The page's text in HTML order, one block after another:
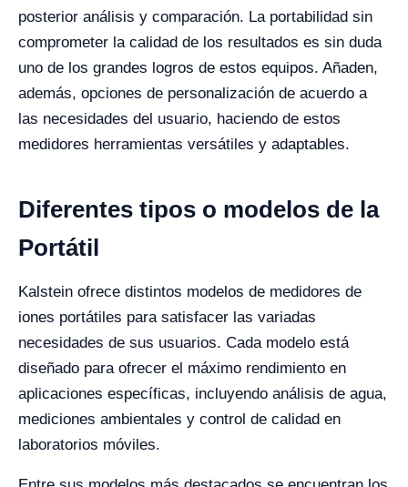
posterior análisis y comparación. La portabilidad sin
comprometer la calidad de los resultados es sin duda
uno de los grandes logros de estos equipos. Añaden,
además, opciones de personalización de acuerdo a
las necesidades del usuario, haciendo de estos
medidores herramientas versátiles y adaptables.
Diferentes tipos o modelos de la
Portátil
Kalstein ofrece distintos modelos de medidores de
iones portátiles para satisfacer las variadas
necesidades de sus usuarios. Cada modelo está
diseñado para ofrecer el máximo rendimiento en
aplicaciones específicas, incluyendo análisis de agua,
mediciones ambientales y control de calidad en
laboratorios móviles.